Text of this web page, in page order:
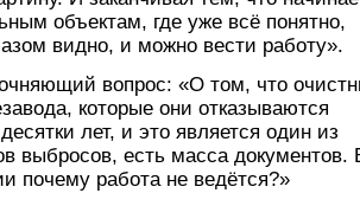
объектам, где уже всё понятно,
видно, и можно вести работу».
вопрос: «О том, что
которые они отказываются
лет, и это является один из
выбросов, есть масса документов.
почему работа не ведётся?»